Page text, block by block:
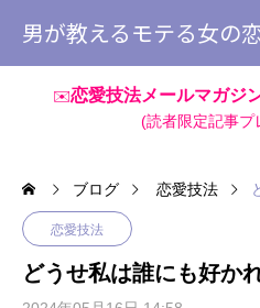
男が教えるモテる女の
✉️恋愛技法メールマガジ
(読者限定記事プ
ブログ 恋愛技法
恋愛技法
どうせ私は誰にも好か